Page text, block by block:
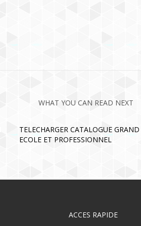
WHAT YOU CAN READ NEXT
TELECHARGER CATALOGUE GRAND
ECOLE ET PROFESSIONNEL
ACCES RAPIDE